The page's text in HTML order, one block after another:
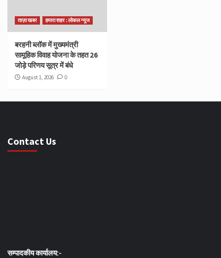
ताज़ा खबर हमारा शहर : लोकल न्यूज
बरहनी ब्लॉक में मुख्यमंत्री
सामूहिक विवाह योजना के तहत 26
जोड़े परिणय सूत्र में बंधे
August 1, 2026 0
Contact Us
सम्पादकीय कार्यालय:-